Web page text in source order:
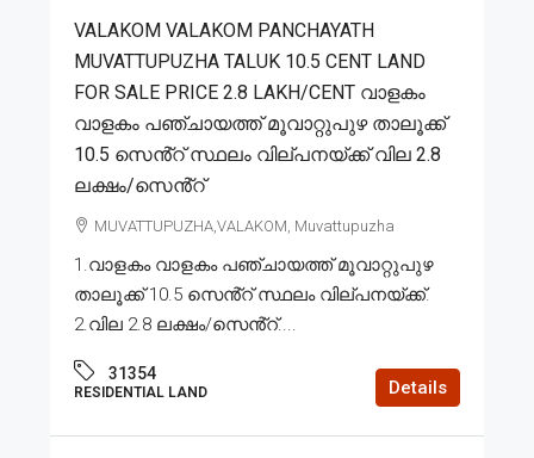
VALAKOM VALAKOM PANCHAYATH
MUVATTUPUZHA TALUK 10.5 CENT LAND
FOR SALE PRICE 2.8 LAKH/CENT വാളകം
വാളകം പഞ്ചായത്ത് മൂവാറ്റുപുഴ താലൂക്ക്
10.5 സെൻ്റ് സ്ഥലം വില്പനയ്ക്ക് വില 2.8
ലക്ഷം/സെൻ്റ്
MUVATTUPUZHA,VALAKOM, Muvattupuzha
1.വാളകം വാളകം പഞ്ചായത്ത് മൂവാറ്റുപുഴ
താലൂക്ക് 10.5 സെൻ്റ് സ്ഥലം വില്പനയ്ക്ക്.
2.വില 2.8 ലക്ഷം/സെൻ്റ്....
31354
RESIDENTIAL LAND Details